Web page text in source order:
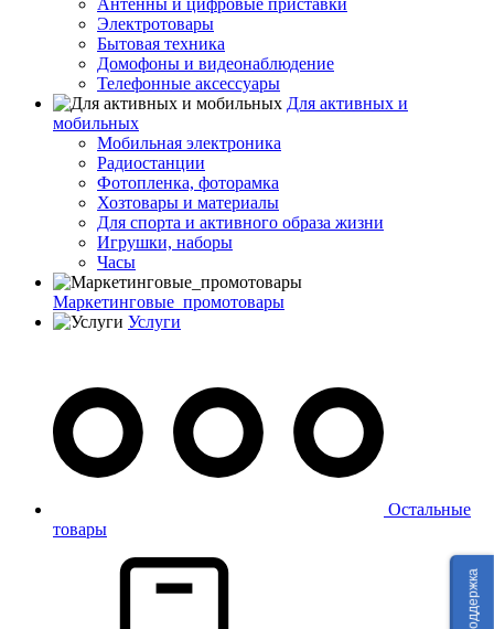
Антенны и цифровые приставки
Электротовары
Бытовая техника
Домофоны и видеонаблюдение
Телефонные аксессуары
Для активных и
мобильных
Мобильная электроника
Радиостанции
Фотопленка, фоторамка
Хозтовары и материалы
Для спорта и активного образа жизни
Игрушки, наборы
Часы
Маркетинговые_промотовары
Услуги
Остальные
товары